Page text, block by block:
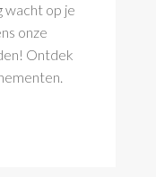
wacht op je
onze
Ontdek